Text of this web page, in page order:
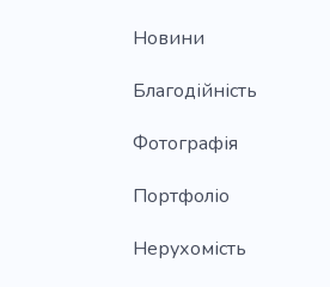
Новини
Благодійність
Фотографія
Портфоліо
Нерухомість